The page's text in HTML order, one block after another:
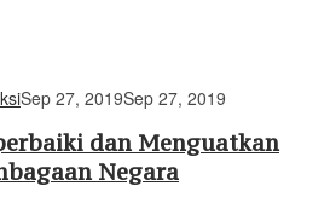
Sep 27, 2019Sep 27, 2019
dan Menguatkan
Negara